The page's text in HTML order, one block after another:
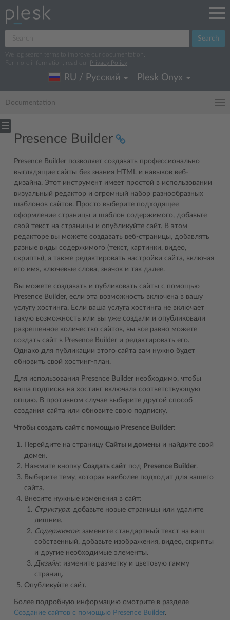
Search
We log search terms to improve our documentation.
For more information, read our
Privacy Policy
RU / Русский Plesk Onyx
Documentation
Presence Builder
Presence Builder позволяет создавать профессионально
выглядящие сайты без знания HTML и навыков веб-
дизайна. Этот инструмент имеет простой в использовании
визуальный редактор и огромный набор разнообразных
шаблонов сайтов. Просто выберите подходящее
оформление страницы и шаблон содержимого, добавьте
свой текст на страницы и опубликуйте сайт. В этом
редакторе вы можете создавать веб-страницы, добавлять
разные виды содержимого (текст, картинки, видео,
скрипты), а также редактировать настройки сайта, включая
его имя, ключевые слова, значок и так далее.
Вы можете создавать и публиковать сайты с помощью
Presence Builder, если эта возможность включена в вашу
услугу хостинга. Если ваша услуга хостинга не включает
такую возможность или вы уже создали и опубликовали
разрешенное количество сайтов, вы все равно можете
создать сайт в Presence Builder и редактировать его.
Однако для публикации этого сайта вам нужно будет
обновить свой хостинг-план.
Для использования Presence Builder необходимо, чтобы
ваша подписка на хостинг включала соответствующую
опцию. В противном случае выберите другой способ
создания сайта или обновите свою подписку.
Чтобы создать сайт с помощью Presence Builder:
Перейдите на страницу Сайты и домены и найдите свой
домен.
Нажмите кнопку Создать сайт под Presence Builder.
Выберите тему, которая наиболее подходит для вашего
сайта.
Внесите нужные изменения в сайт:
Структура: добавьте новые страницы или удалите
лишние.
Содержимое: замените стандартный текст на ваш
собственный, добавьте изображения, видео, скрипты
и другие необходимые элементы.
Дизайн: измените разметку и цветовую гамму
страниц.
Опубликуйте сайт.
Более подробную информацию смотрите в разделе
Создание сайтов с помощью Presence Builder.